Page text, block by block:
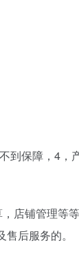
到保障，4，
店铺管理等
后服务的。